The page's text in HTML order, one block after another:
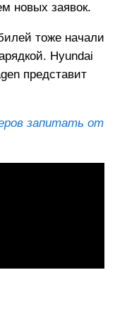
новых заявок.
тоже начали
Hyundai
представит
запитать от